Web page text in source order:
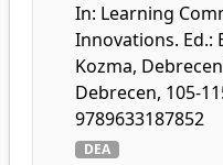
In: Learning
Innovations. Ed.:
Kozma,
Debrecen, 105-
9789633187852
DEA